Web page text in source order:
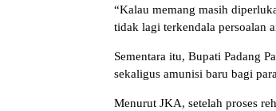
“Kalau memang masih
tidak lagi terkendala persoalan
Sementara itu, Bupati Padang
sekaligus amunisi baru bagi
Menurut JKA, setelah proses